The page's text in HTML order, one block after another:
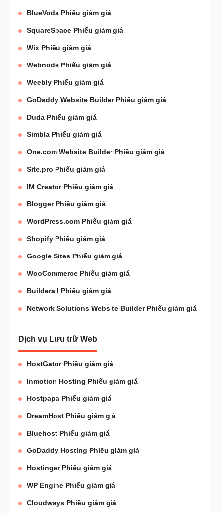
BlueVoda Phiếu giảm giá
SquareSpace Phiếu giảm giá
Wix Phiếu giảm giá
Webnode Phiếu giảm giá
Weebly Phiếu giảm giá
GoDaddy Website Builder Phiếu giảm giá
Duda Phiếu giảm giá
Simbla Phiếu giảm giá
One.com Website Builder Phiếu giảm giá
Site.pro Phiếu giảm giá
IM Creator Phiếu giảm giá
Blogger Phiếu giảm giá
WordPress.com Phiếu giảm giá
Shopify Phiếu giảm giá
Google Sites Phiếu giảm giá
WooCommerce Phiếu giảm giá
Builderall Phiếu giảm giá
Network Solutions Website Builder Phiếu giảm giá
Dịch vụ Lưu trữ Web
HostGator Phiếu giảm giá
Inmotion Hosting Phiếu giảm giá
Hostpapa Phiếu giảm giá
DreamHost Phiếu giảm giá
Bluehost Phiếu giảm giá
GoDaddy Hosting Phiếu giảm giá
Hostinger Phiếu giảm giá
WP Engine Phiếu giảm giá
Cloudways Phiếu giảm giá